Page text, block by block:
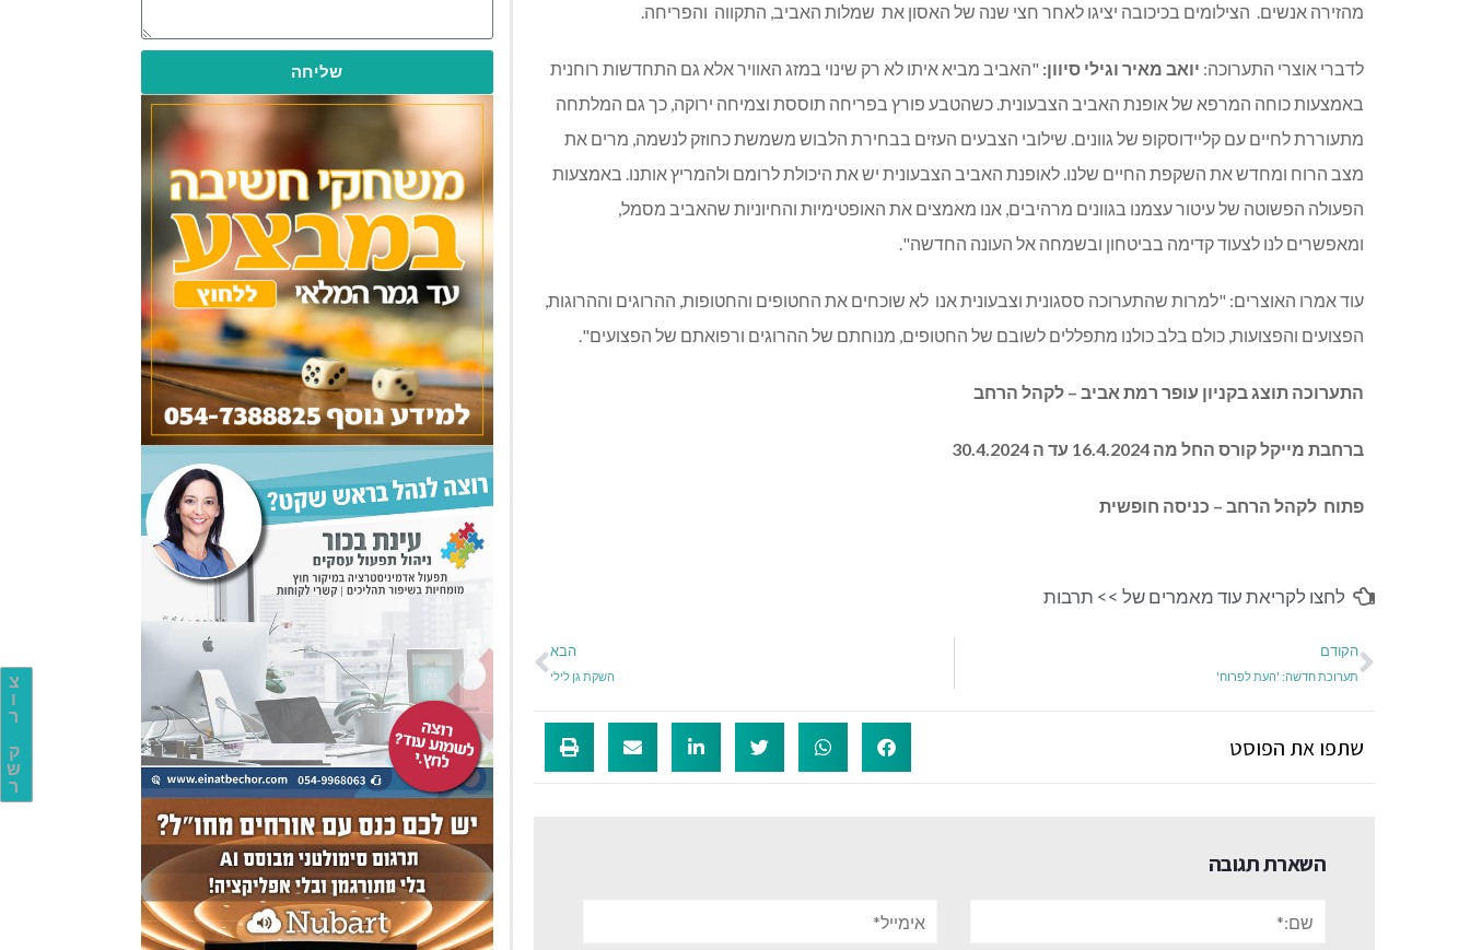
צ
ו
ר
ק
ש
ר
מהזירה אנשים. הצילומים בכיכובה יציגו לאחר חצי שנה של האסון את שמלות האביב, התקווה והפריחה.
לדברי אוצרי התערוכה: יואב מאיר וגילי סיוון: "האביב מביא איתו לא רק שינוי במזג האוויר אלא גם התחדשות רוחנית
באמצעות כוחה המרפא של אופנת האביב הצבעונית. כשהטבע פורץ בפריחה תוססת וצמיחה ירוקה, כך גם המלתחה
מתעוררת לחיים עם קליידוסקופ של גוונים. שילובי הצבעים העזים בבחירת הלבוש משמשת כחוזק לנשמה, מרים את
מצב הרוח ומחדש את השקפת החיים שלנו. לאופנת האביב הצבעונית יש את היכולת לרומם ולהמריץ אותנו. באמצעות
הפעולה הפשוטה של עיטור עצמנו בגוונים מרהיבים, אנו מאמצים את האופטימיות והחיוניות שהאביב מסמל,
ומאפשרים לנו לצעוד קדימה בביטחון ובשמחה אל העונה החדשה".
עודאמרו האוצרים: "למרות שהתערוכה ססגונית וצבעונית אנו לא שוכחים את החטופים והחטופות, ההרוגים וההרוגות,
הפצועים והפצועות, כולם בלב כולנו מתפללים לשובם של החטופים, מנוחתם של ההרוגים ורפואתם של הפצועים".
התערוכה תוצג בקניון עופר רמת אביב – לקהל הרחב
ברחבת מייקלקורס החל מה עד ה
פתוח לקהל הרחב – כניסה חופשית
לחצו לקריאת עוד מאמרים של >> תרבות
הקודם
תערוכת חדשה: 'העת לפרוח'
הבא
השקת גן לילי
שתפו את הפוסט
השארת תגובה
שליחה